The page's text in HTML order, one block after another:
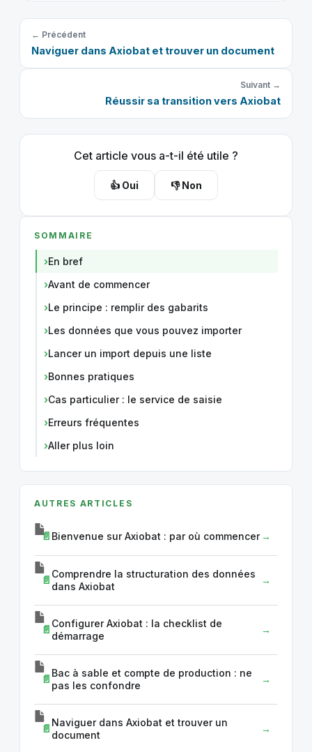
← Précédent
Naviguer dans Axiobat et trouver un document
Suivant →
Réussir sa transition vers Axiobat
Cet article vous a-t-il été utile ?
👍 Oui 👎 Non
SOMMAIRE
En bref
Avant de commencer
Le principe : remplir des gabarits
Les données que vous pouvez importer
Lancer un import depuis une liste
Bonnes pratiques
Cas particulier : le service de saisie
Erreurs fréquentes
Aller plus loin
AUTRES ARTICLES
Bienvenue sur Axiobat : par où commencer
Comprendre la structuration des données
dans Axiobat
Configurer Axiobat : la checklist de
démarrage
Bac à sable et compte de production : ne
pas les confondre
Naviguer dans Axiobat et trouver un
document